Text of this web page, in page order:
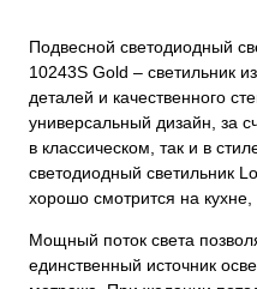
Подвесной светодиодный
10243S Gold – светильник
деталей и качественного
универсальный дизайн, за
в классическом, так и в
светодиодный светильник
хорошо смотрится на кухне,
Мощный поток света
единственный источник